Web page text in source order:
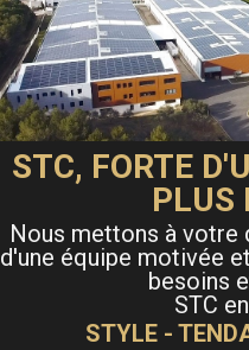
STC, FORTE
PLUS
Nous mettons à
d'une équipe motivée
besoins
STC
STYLE -